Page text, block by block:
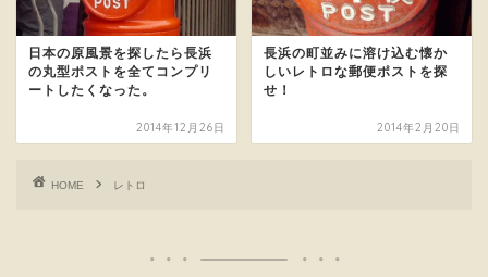
日本の原風景を探したら長浜
の丸型ポストを全てコンプリ
ートしたくなった。
2014年12月26日
長浜の町並みに溶け込む懐か
しいレトロな郵便ポストを探
せ！
2014年2月20日
HOME レトロ